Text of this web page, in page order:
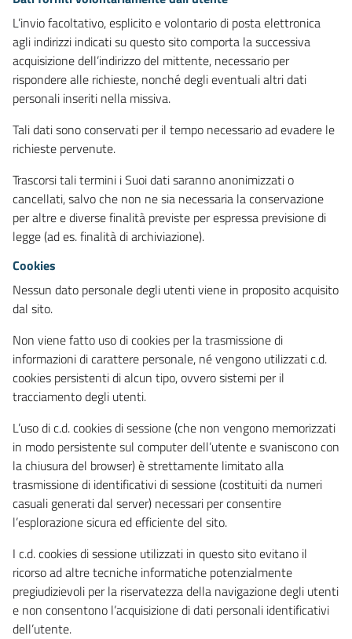
L’invio facoltativo, esplicito e volontario di posta elettronica
agli indirizzi indicati su questo sito comporta la successiva
acquisizione dell’indirizzo del mittente, necessario per
rispondere alle richieste, nonché degli eventuali altri dati
personali inseriti nella missiva.
Tali dati sono conservati per il tempo necessario ad evadere le
richieste pervenute.
Trascorsi tali termini i Suoi dati saranno anonimizzati o
cancellati, salvo che non ne sia necessaria la conservazione
per altre e diverse finalità previste per espressa previsione di
legge (ad es. finalità di archiviazione).
Cookies
Nessun dato personale degli utenti viene in proposito acquisito
dal sito.
Non viene fatto uso di cookies per la trasmissione di
informazioni di carattere personale, né vengono utilizzati c.d.
cookies persistenti di alcun tipo, ovvero sistemi per il
tracciamento degli utenti.
L’uso di c.d. cookies di sessione (che non vengono memorizzati
in modo persistente sul computer dell’utente e svaniscono con
la chiusura del browser) è strettamente limitato alla
trasmissione di identificativi di sessione (costituiti da numeri
casuali generati dal server) necessari per consentire
l’esplorazione sicura ed efficiente del sito.
I c.d. cookies di sessione utilizzati in questo sito evitano il
ricorso ad altre tecniche informatiche potenzialmente
pregiudizievoli per la riservatezza della navigazione degli utenti
e non consentono l’acquisizione di dati personali identificativi
dell’utente.